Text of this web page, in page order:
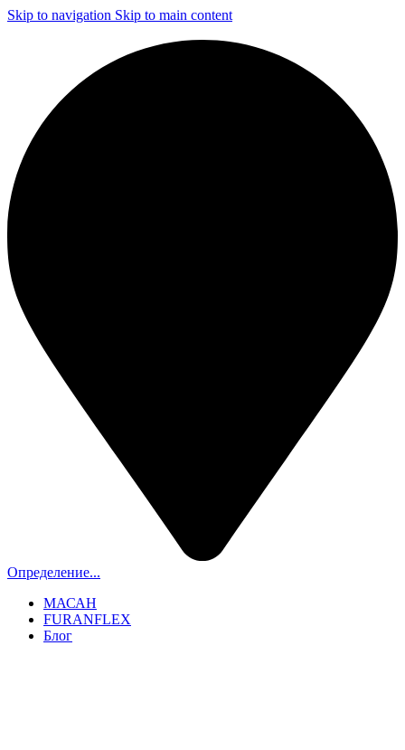
Skip to navigation Skip to main content
Определение...
МАСАН
FURANFLEX
Блог